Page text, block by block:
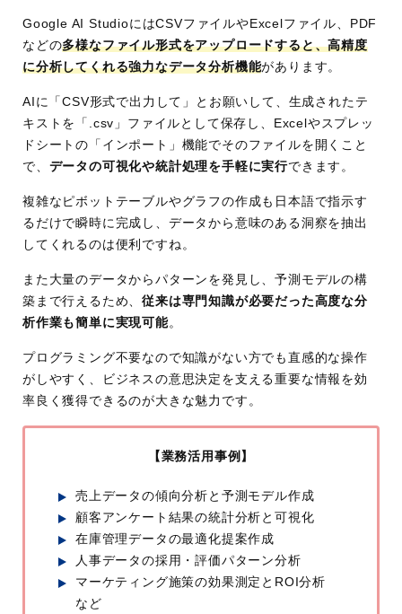
Google AI StudioにはCSVファイルやExcelファイル、PDF
などの多様なファイル形式をアップロードすると、高精度
に分析してくれる強力なデータ分析機能があります。
AIに「CSV形式で出力して」とお願いして、生成されたテ
キストを「.csv」ファイルとして保存し、Excelやスプレッ
ドシートの「インポート」機能でそのファイルを開くこと
で、 データの可視化や統計処理を手軽に実行できます。
複雑なピボットテーブルやグラフの作成も日本語で指示す
るだけで瞬時に完成し、データから意味のある洞察を抽出
してくれるのは便利ですね。
また大量のデータからパターンを発見し、予測モデルの構
築まで行えるため、従来は専門知識が必要だった高度な分
析作業も簡単に実現可能。
プログラミング不要なので知識がない方でも直感的な操作
がしやすく、ビジネスの意思決定を支える重要な情報を効
率良く獲得できるのが大きな魅力です。
【業務活用事例】
売上データの傾向分析と予測モデル作成
顧客アンケート結果の統計分析と可視化
在庫管理データの最適化提案作成
人事データの採用・評価パターン分析
マーケティング施策の効果測定とROI分析
など